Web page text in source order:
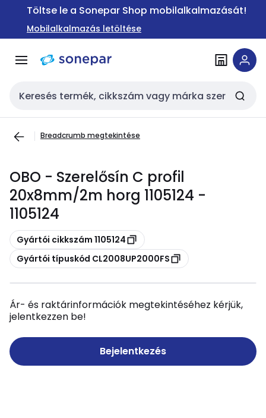
Ugrás a
Ugrás a
tartalomra
Töltse le a Sonepar Shop mobilalkalmazását!
Mobilalkalmazás letöltése
Keresési bemenet
Breadcrumb megtekintése
OBO - Szerelősín C profil
20x8mm/2m horg 1105124 -
1105124
Másolás
Gyártói cikkszám 1105124
Másolás
Gyártói típuskód CL2008UP2000FS
Ár- és raktárinformációk megtekintéséhez kérjük,
jelentkezzen be!
Bejelentkezés